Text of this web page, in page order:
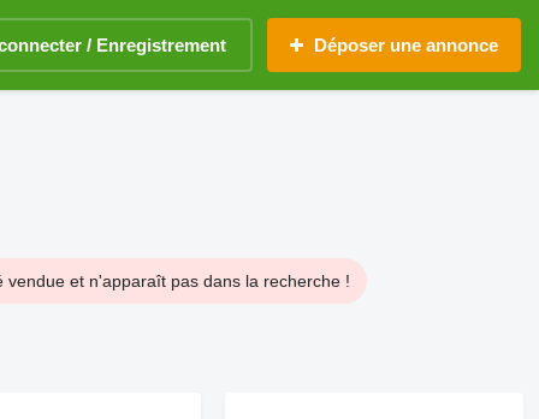
/ Enregistrement Déposer une annonce
vendue et n'apparaît pas dans la recherche !